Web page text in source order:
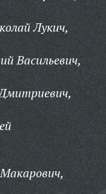
Лукич,
Васильевич,